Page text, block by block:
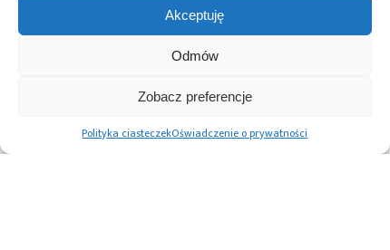
Akceptuję
Odmów
Zobacz preferencje
Polityka ciasteczekOświadczenie o prywatności
Association
elektronicznych
Microchip i Micron
prezentują
architekturę
PCIe® Gen 6 dla AI
oraz centrów
danych
współpracę